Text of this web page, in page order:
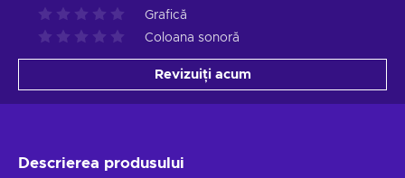
Grafică
Coloana sonoră
Revizuiți acum
Descrierea produsului